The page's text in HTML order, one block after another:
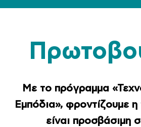
Με το πρόγραμμα
Εμπόδια», φροντίζουμε
είναι προσβάσιμη